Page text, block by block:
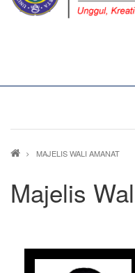
Breadcrumb
MAJELIS WALI AMANAT
Majelis